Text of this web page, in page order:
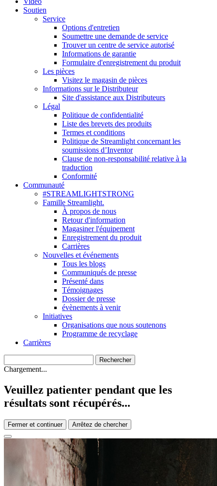
Soutien
Service
Options d'entretien
Soumettre une demande de service
Trouver un centre de service autorisé
Informations de garantie
Formulaire d'enregistrement du produit
Les pièces
Visitez le magasin de pièces
Informations sur le Distributeur
Site d'assistance aux Distributeurs
Légal
Politique de confidentialité
Liste des brevets des produits
Termes et conditions
Politique de Streamlight concernant les
soumissions d’Inventor
Clause de non-responsabilité relative à la
traduction
Conformité
Communauté
#STREAMLIGHTSTRONG
Famille Streamlight.
À propos de nous
Retour d'information
Magasiner l'équipement
Enregistrement du produit
Carrières
Nouvelles et événements
Tous les blogs
Communiqués de presse
Présenté dans
Témoignages
Dossier de presse
évènements à venir
Initiatives
Organisations que nous soutenons
Programme de recyclage
Carrières
Chargement...
Veuillez patienter pendant que les
résultats sont récupérés...
Fermer et continuer Arrêtez de chercher